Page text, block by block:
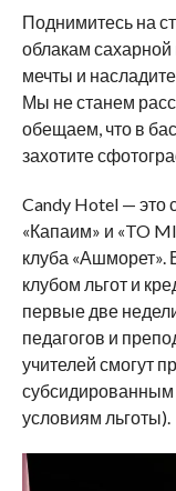
Поднимитесь на
облакам сахарной
мечты и
Мы не станем
обещаем, что в
захотите
Candy Hotel — это
«Капаим» и «TO
клуба «Ашморет».
клубом льгот и
первые две
педагогов и
учителей смогут
условиям льготы).